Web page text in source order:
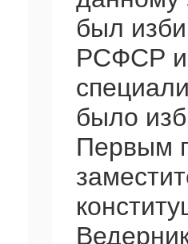
был
РСФСР
было
Первым